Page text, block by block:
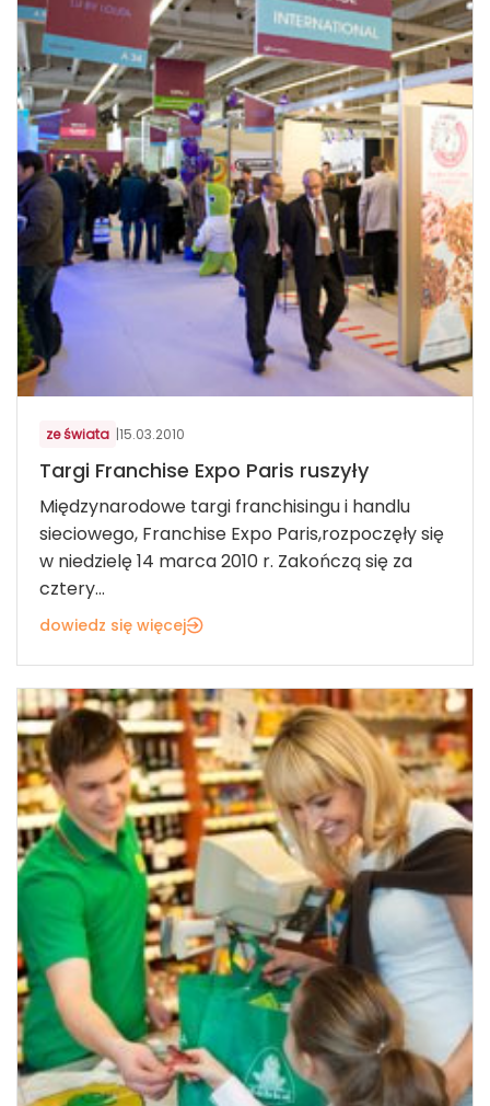
ze świata |15.03.2010
Targi Franchise Expo Paris ruszyły
Międzynarodowe targi franchisingu i handlu
sieciowego, Franchise Expo Paris,rozpoczęły się
w niedzielę 14 marca 2010 r. Zakończą się za
cztery...
dowiedz się więcej